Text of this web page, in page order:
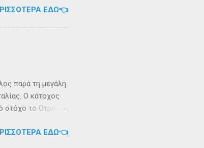
περίπου 6 τ.χλμ.
ανάμεσα
ΕΔΏ👈
παρά τη μεγάλη
Ο κάτοχος
στόχο το Οτράντο
και οι συνθήκες
ΕΔΏ👈